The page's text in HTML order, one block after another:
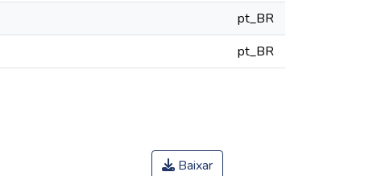
pt_BR
pt_BR
Baixar